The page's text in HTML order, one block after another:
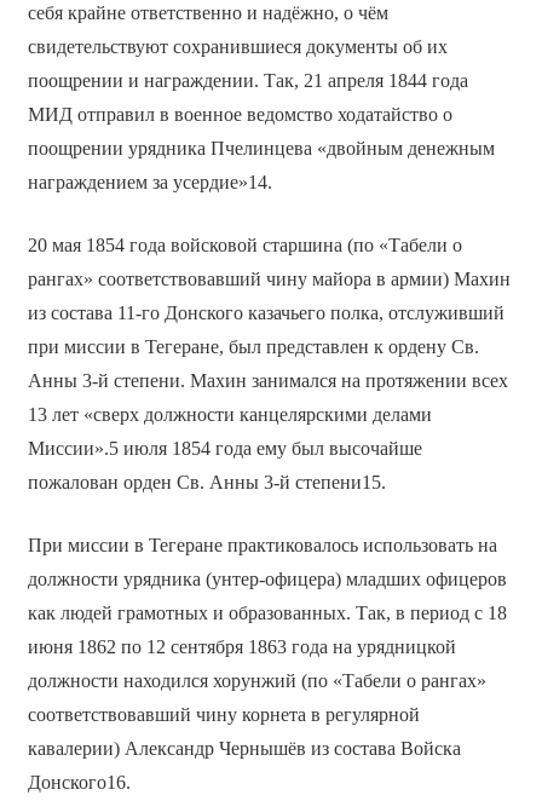
себя крайне ответственно и надёжно, о чём
свидетельствуют сохранившиеся документы об их
поощрении и награждении. Так, 21 апреля 1844 года
МИД отправил в военное ведомство ходатайство о
поощрении урядника Пчелинцева «двойным денежным
награждением за усердие»14.
20 мая 1854 года войсковой старшина (по «Табели о
рангах» соответствовавший чину майора в армии) Махин
из состава 11-го Донского казачьего полка, отслуживший
при миссии в Тегеране, был представлен к ордену Св.
Анны 3-й степени. Махин занимался на протяжении всех
13 лет «сверх должности канцелярскими делами
Миссии».5 июля 1854 года ему был высочайше
пожалован орден Св. Анны 3-й степени15.
При миссии в Тегеране практиковалось использовать на
должности урядника (унтер-офицера) младших офицеров
как людей грамотных и образованных. Так, в период с 18
июня 1862 по 12 сентября 1863 года на урядницкой
должности находился хорунжий (по «Табели о рангах»
соответствовавший чину корнета в регулярной
кавалерии) Александр Чернышёв из состава Войска
Донского16.